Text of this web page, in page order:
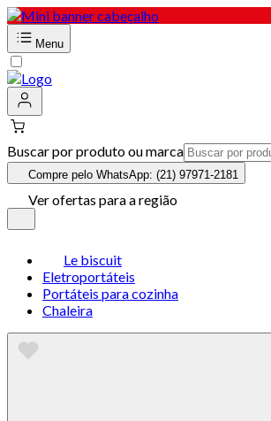
Menu
Buscar por produto ou marca
Compre pelo WhatsApp: (21) 97971-2181
Ver ofertas para a região
Le biscuit
Eletroportáteis
Portáteis para cozinha
Chaleira